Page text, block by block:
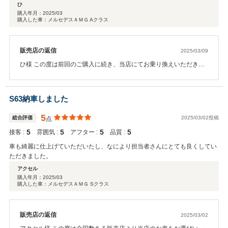
ひ
購入年月： 2025/03
購入した車：メルセデスＡＭＧ Aクラス
販売店の返信 2025/03/09
ひ様 この度は前回のご購入に続き、当店にてお乗り換えいただき誠
おります。 引き続きメルセデスをお乗りいただけるということでこ
れまでと変わらず、ひ様のカーライフがより豊かになるようサポー
トしてまいりますので今後ともどうぞ末永いお付き合いをよろしく
お願いいたします。
営業担当 中島
S63納車しました
総合評価 5点 2025/03/02投稿
接客 : 5 雰囲気 : 5 アフター : 5 品質 : 5
車も綺麗に仕上げていただいたし、なにより担当者さんにとても良くしてい
ただきました。
アクセル
購入年月： 2025/03
購入した車：メルセデスＡＭＧ Sクラス
販売店の返信 2025/03/02